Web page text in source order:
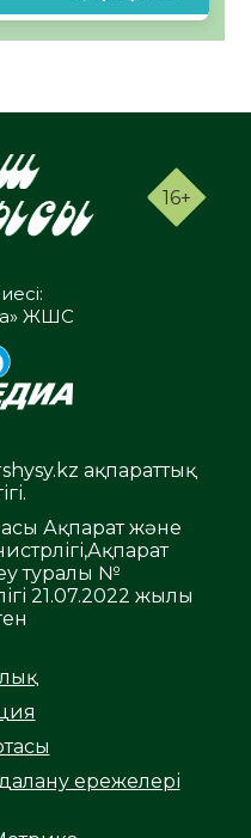
16+
ЖШС
ақпараттық
Ақпарат және
туралы №
21.07.2022 жылы
ережелері